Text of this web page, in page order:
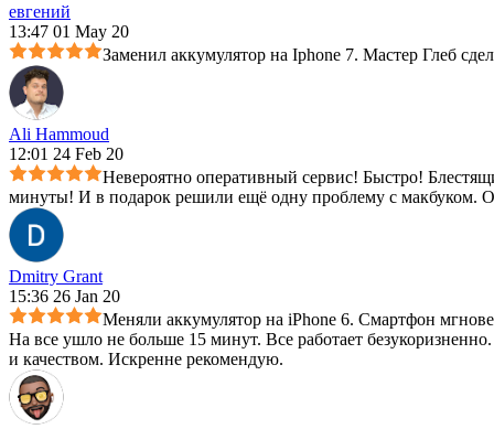
евгений
13:47 01 May 20
Заменил аккумулятор на Iphone 7. Мастер Глеб
Ali Hammoud
12:01 24 Feb 20
Невероятно оперативный сервис! Быстро!
минуты! И в подарок решили ещё одну проблему с макбуком.
Dmitry Grant
15:36 26 Jan 20
Меняли аккумулятор на iPhone 6. Смартфон
На все ушло не больше 15 минут. Все работает
и качеством. Искренне рекомендую.